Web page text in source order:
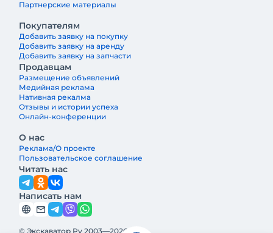
Партнерские материалы
Покупателям
Добавить заявку на покупку
Добавить заявку на аренду
Добавить заявку на запчасти
Продавцам
Размещение объявлений
Медийная реклама
Нативная рекалма
Отзывы и истории успеха
Онлайн-конференции
О нас
Реклама/О проекте
Пользовательское соглашение
Читать нас
Написать нам
© Экскаватор Ру 2003—2026